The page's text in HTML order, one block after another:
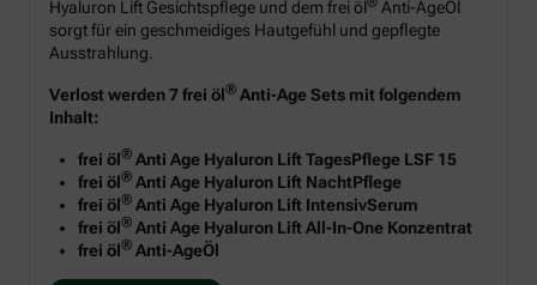
Hyaluron Lift Gesichtspflege und dem frei öl
Anti-AgeÖl
sorgt für ein geschmeidiges Hautgefühl und gepflegte
Ausstrahlung.
Verlost werden 7 frei öl® Anti-Age Sets mit folgendem
Inhalt:
frei öl® Anti Age Hyaluron Lift TagesPflege LSF 15
frei öl® Anti Age Hyaluron Lift NachtPflege
frei öl® Anti Age Hyaluron Lift IntensivSerum
frei öl® Anti Age Hyaluron Lift All-In-One Konzentrat
frei öl® Anti-AgeÖl